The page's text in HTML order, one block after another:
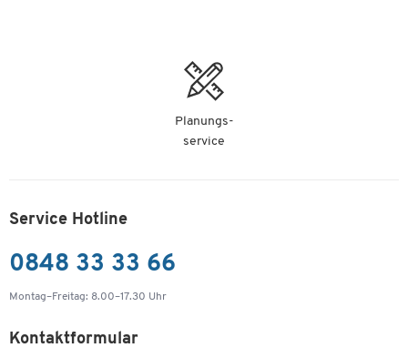
Planungs-
service
Service Hotline
0848 33 33 66
Montag–Freitag: 8.00–17.30 Uhr
Kontaktformular